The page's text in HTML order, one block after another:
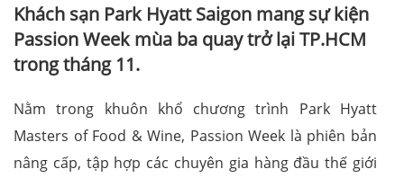
Khách sạn Park Hyatt Saigon mang sự kiện
Passion Week mùa ba quay trở lại TP.HCM
trong tháng 11.
Nằm trong khuôn khổ chương trình Park Hyatt
Masters of Food & Wine, Passion Week là phiên bản
nâng cấp, tập hợp các chuyên gia hàng đầu thế giới